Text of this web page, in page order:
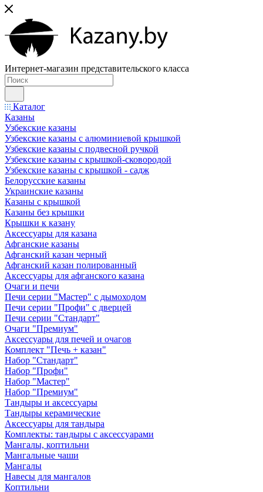
Интернет-магазин представительского класса
Каталог
Казаны
Узбекские казаны
Узбекские казаны с алюминиевой крышкой
Узбекские казаны с подвесной ручкой
Узбекские казаны с крышкой-сковородой
Узбекские казаны с крышкой - садж
Белорусские казаны
Украинские казаны
Казаны с крышкой
Казаны без крышки
Крышки к казану
Аксессуары для казана
Афганские казаны
Афганский казан черный
Афганский казан полированный
Аксессуары для афганского казана
Очаги и печи
Печи серии "Мастер" с дымоходом
Печи серии "Профи" с дверцей
Печи серии "Стандарт"
Очаги "Премиум"
Аксессуары для печей и очагов
Комплект "Печь + казан"
Набор "Стандарт"
Набор "Профи"
Набор "Мастер"
Набор "Премиум"
Тандыры и аксессуары
Тандыры керамические
Аксессуары для тандыра
Комплекты: тандыры с аксессуарами
Мангалы, коптильни
Мангальные чаши
Мангалы
Навесы для мангалов
Коптильни